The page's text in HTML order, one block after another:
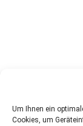
Um Ihnen ein
Cookies, um